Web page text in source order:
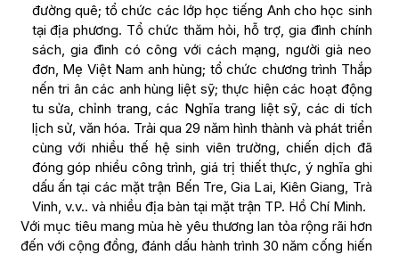
đường quê; tổ chức các lớp học tiếng Anh cho học sinh
tại địa phương. Tổ chức thăm hỏi, hỗ trợ, gia đình chính
sách, gia đình có công với cách mạng, người già neo
đơn, Mẹ Việt Nam anh hùng; tổ chức chương trình Thắp
nến tri ân các anh hùng liệt sỹ; thực hiện các hoạt động
tu sửa, chỉnh trang, các Nghĩa trang liệt sỹ, các di tích
lịch sử, văn hóa. Trải qua 29 năm hình thành và phát triển
cùng với nhiều thế hệ sinh viên trường, chiến dịch đã
đóng góp nhiều công trình, giá trị thiết thực, ý nghĩa ghi
dấu ấn tại các mặt trận Bến Tre, Gia Lai, Kiên Giang, Trà
Vinh, v.v.. và nhiều địa bàn tại mặt trận TP. Hồ Chí Minh.
Với mục tiêu mang mùa hè yêu thương lan tỏa rộng rãi hơn
đến với cộng đồng, đánh dấu hành trình 30 năm cống hiến